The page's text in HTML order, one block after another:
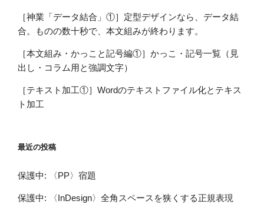
［神業「データ結合」①］定型デザインなら、データ結
合。ものの数十秒で、本文組みが終わります。
［本文組み・かっこと記号編①］かっこ・記号一覧（見
出し・コラム用と強調文字）
［テキスト加工①］Wordのテキストファイル化とテキス
ト加工
最近の投稿
保護中: 〈PP〉宿題
保護中: 〈InDesign〉全角スペースを狭くする正規表現